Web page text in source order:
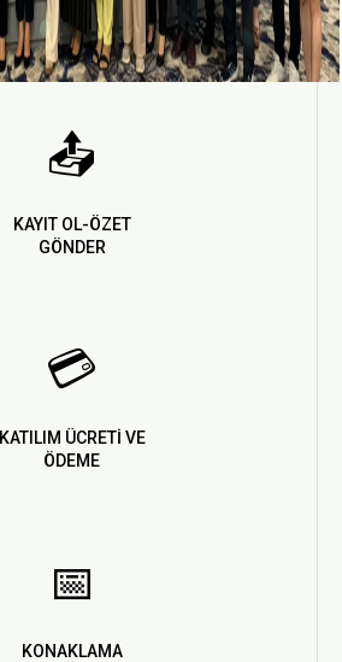
📤
KAYIT OL-ÖZET
GÖNDER
💳
KATILIM ÜCRETİ VE
ÖDEME
📅
KONAKLAMA